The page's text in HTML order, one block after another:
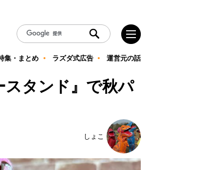
集・まとめ ラズダ式広告 運営元の話
スタンド』で秋パ
しょこ